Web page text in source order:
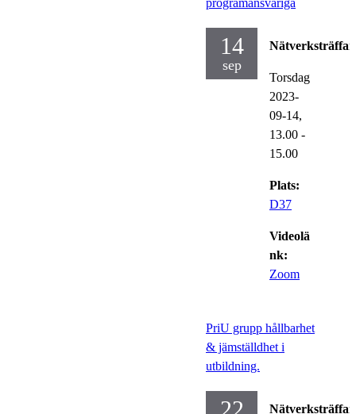
14
sep
Nätverksträffar
Torsdag
2023-
09-14,
13.00 -
15.00
Plats:
D37
Videolä
nk:
Zoom
PriU grupp hållbarhet
& jämställdhet i
utbildning.
Nätverksträffar